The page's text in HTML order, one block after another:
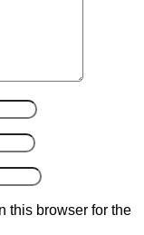
this browser for the